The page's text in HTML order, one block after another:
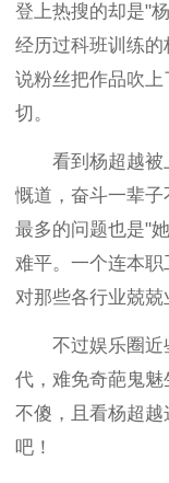
登上热搜的却是"
经历过科班训练
说粉丝把作品吹
切。
看到杨超越被
慨道，奋斗一辈
最多的问题也是"
难平。一个连本
对那些各行业兢兢
不过娱乐圈近些
代，难免奇葩鬼魅
不傻，且看杨超
吧！